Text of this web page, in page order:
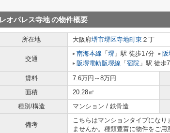
レオパレス寺地の物件概要
所在地 大阪府堺市堺区寺地町東 ２丁
交通
南海本線 「 堺 」駅 徒歩17分
阪堺電軌阪堺線 「 宿院 」駅 徒歩
賃料 7.6万円～8万円
面積
20.28㎡
種別/構造
マンション / 鉄骨造
備考
こちらはマンションタイプにな
ませんか。種類豊富に物件をご用